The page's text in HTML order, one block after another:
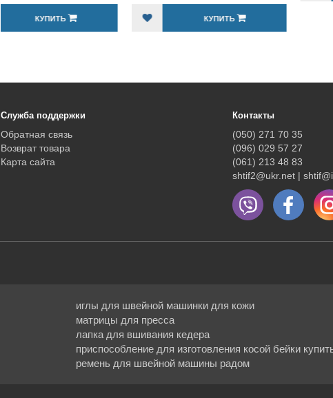
Служба поддержки
Обратная связь
Возврат товара
Карта сайта
Контакты
(050) 271 70 35
(096) 029 57 27
(061) 213 48 83
shtif2@ukr.net |
иглы для швейной машинки для кожи
матрицы для пресса
лапка для вшивания кедера
приспособление для изготовления косой бейки
ремень для швейной машины радом